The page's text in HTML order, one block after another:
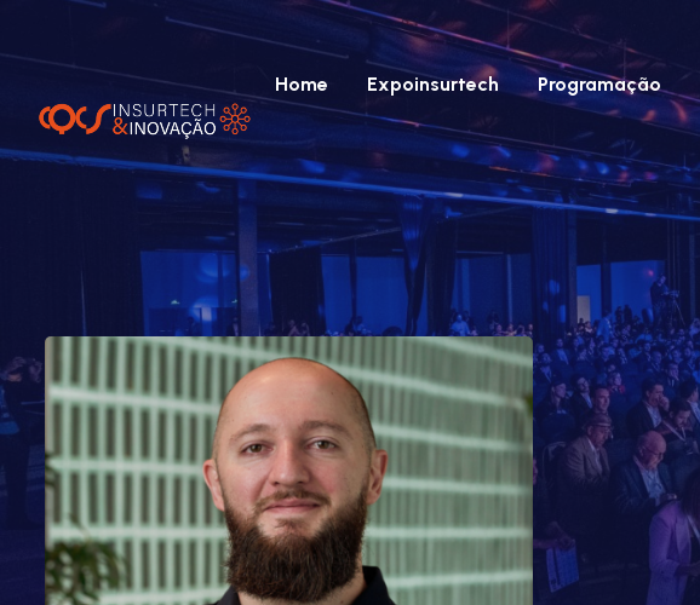
Home Expoinsurtech Programação